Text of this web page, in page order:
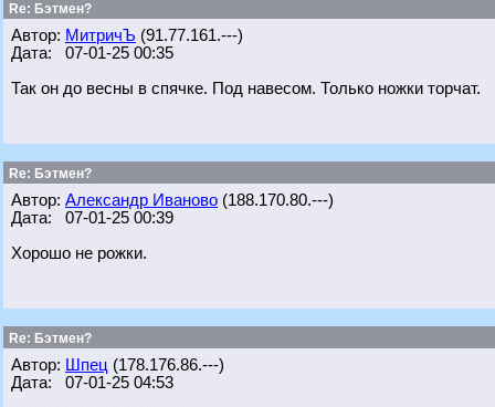
Re: Бэтмен?
Автор: МитричЪ (91.77.161.---)
Дата: 07-01-25 00:35
Так он до весны в спячке. Под навесом. Только ножки торчат.
Re: Бэтмен?
Автор: Александр Иваново (188.170.80.---)
Дата: 07-01-25 00:39
Хорошо не рожки.
Re: Бэтмен?
Автор: Шпец (178.176.86.---)
Дата: 07-01-25 04:53